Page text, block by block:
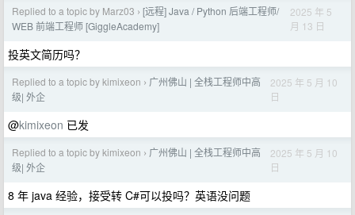
Replied to a topic by Marz03 › [远程] Java / Python 后端工程师/
WEB 前端工程师 [GiggleAcademy]
2025 年 5
月 13 日
投英文简历吗？
Replied to a topic by kimixeon › 广州佛山 | 全栈工程师中高
级| 外企
2025 年 5 月 10
日
@kimixeon 已发
Replied to a topic by kimixeon › 广州佛山 | 全栈工程师中高
级| 外企
2025 年 5 月 10
日
8 年 java 经验，接受转 C#可以投吗？英语没问题